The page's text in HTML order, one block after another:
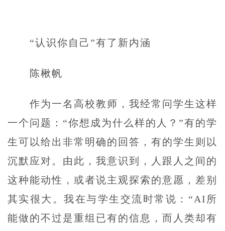
“认识你自己”有了新内涵
陈楸帆
作为一名高校教师，我经常问学生这样
一个问题：“你想成为什么样的人？”有的学
生可以给出非常明确的回答，有的学生则以
沉默应对。由此，我意识到，人跟人之间的
这种能动性，或者说主观探索的意愿，差别
其实很大。我在与学生交流时常说：“AI所
能做的不过是重组已有的信息，而人类却有